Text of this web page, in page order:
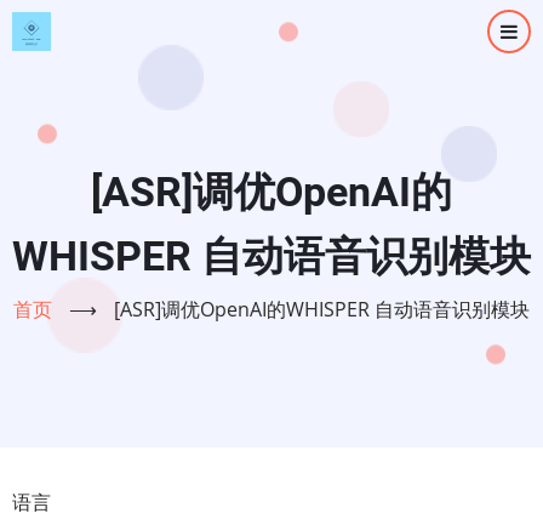
跳
转
[ASR]调优OpenAI的
WHISP‌‍ER‌ 自动语音识别模块
首页 ⟶ [ASR]调优OpenAI的WHISP‌‍ER‌ 自动语音识别模块
语言